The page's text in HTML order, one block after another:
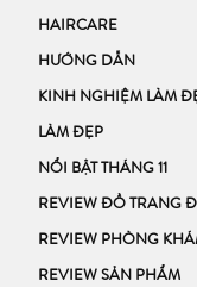
HAIRCARE
HƯỚNG DẪN
KINH NGHIỆM LÀM
LÀM ĐẸP
NỔI BẬT THÁNG 11
REVIEW ĐỒ TRANG
REVIEW PHÒNG
REVIEW SẢN PHẨM